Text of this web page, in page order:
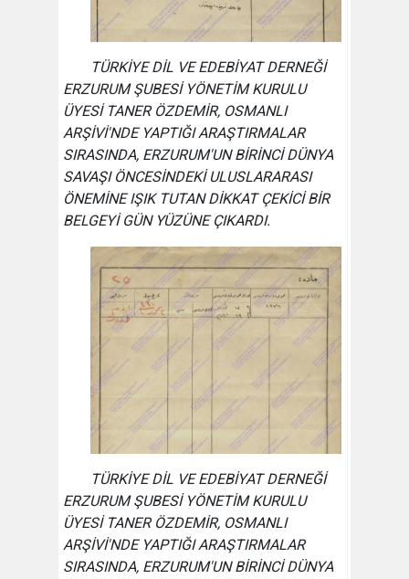
TÜRKİYE DİL VE EDEBİYAT DERNEĞİ
ERZURUM ŞUBESİ YÖNETİM KURULU
ÜYESİ TANER ÖZDEMİR, OSMANLI
ARŞİVİ'NDE YAPTIĞI ARAŞTIRMALAR
SIRASINDA, ERZURUM'UN BİRİNCİ DÜNYA
SAVAŞI ÖNCESİNDEKİ ULUSLARARASI
ÖNEMİNE IŞIK TUTAN DİKKAT ÇEKİCİ BİR
BELGEYİ GÜN YÜZÜNE ÇIKARDI.
TÜRKİYE DİL VE EDEBİYAT DERNEĞİ
ERZURUM ŞUBESİ YÖNETİM KURULU
ÜYESİ TANER ÖZDEMİR, OSMANLI
ARŞİVİ'NDE YAPTIĞI ARAŞTIRMALAR
SIRASINDA, ERZURUM'UN BİRİNCİ DÜNYA